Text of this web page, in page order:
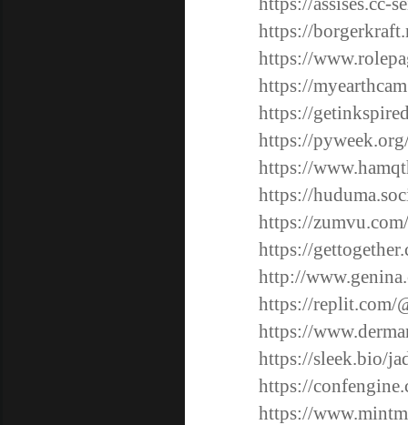
https://
https://
https://
https://
https://
https://
https://
https://
https://
http://
https://replit.com/
https://
https://sleek.bio/
https://
https://